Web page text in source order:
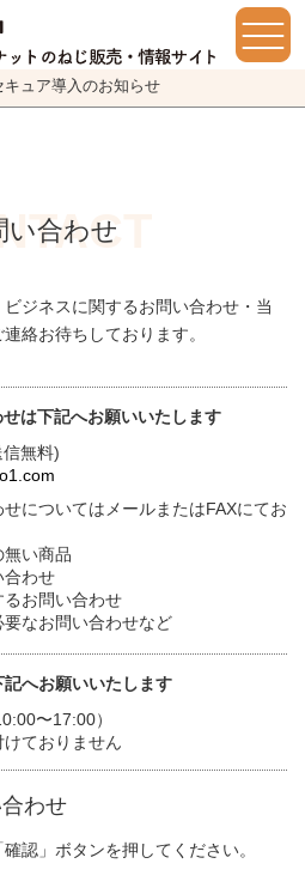
キュア導入のお知らせ
い合わせ
ジネスに関するお問い合わせ・当
絡お待ちしております。
は下記へお願いいたします
無料)
についてはメールまたはFAXにてお
無い商品
合わせ
るお問い合わせ
要なお問い合わせなど
へお願いいたします
〜17:00）
ておりません
わせ
認」ボタンを押してください。